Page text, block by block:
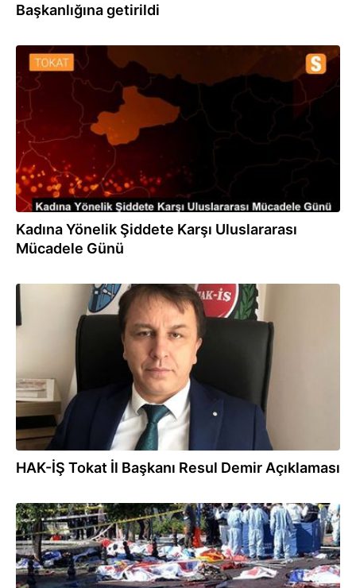
Başkanlığına getirildi
25.11.2019
Kadına Yönelik Şiddete Karşı Uluslararası
Mücadele Günü
24.09.2019
HAK-İŞ Tokat İl Başkanı Resul Demir Açıklaması
05.04.2018